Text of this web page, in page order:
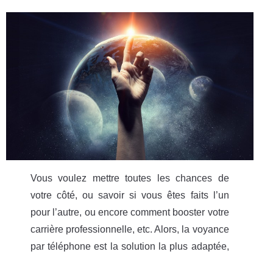
Vous voulez mettre toutes les chances de
votre côté, ou savoir si vous êtes faits l’un
pour l’autre, ou encore comment booster votre
carrière professionnelle, etc. Alors, la voyance
par téléphone est la solution la plus adaptée,